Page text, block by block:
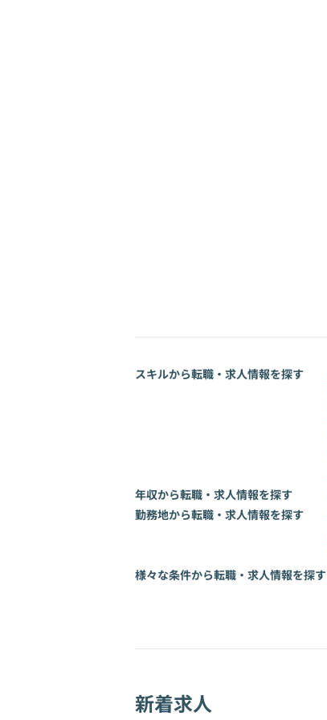
スキルから転職・求人情報を探す
年収から転職・求人情報を探す
勤務地から転職・求人情報を探す
様々な条件から転職・求人情報を探す
新着求人